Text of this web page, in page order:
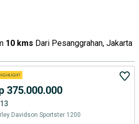
10 kms Dari Pesanggrahan, Jakarta
375.000.000
Davidson Sportster 1200